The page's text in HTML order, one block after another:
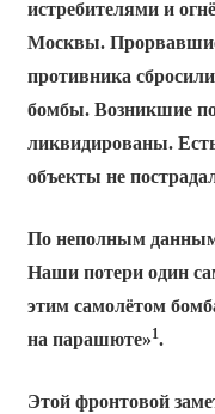
истребителями и
Москвы.
противника
бомбы. Возникшие
ликвидированы.
объекты не
По неполным
Наши потери один
этим самолётом
на парашюте»1.
Этой фронтовой